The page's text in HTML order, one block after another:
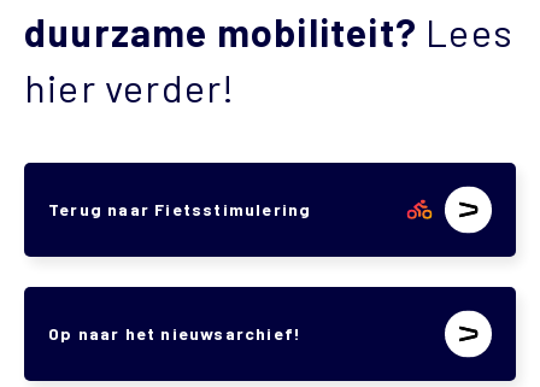
duurzame mobiliteit? Lees
hier verder!
Terug naar Fietsstimulering
Op naar het nieuwsarchief!